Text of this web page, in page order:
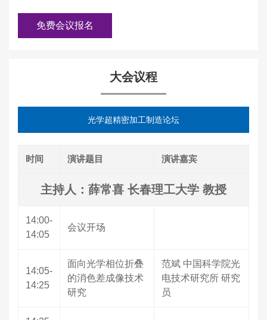
免费会议报名
大会议程
光学超精密加工制造论坛
时间 演讲题目 演讲嘉宾
主持人：薛常喜 长春理工大学 教授
14:00-
14:05
会议开场
14:05-
14:25
面向光学相位折叠
的消色差成像技术
研究
范斌 中国科学院光
电技术研究所 研究
员